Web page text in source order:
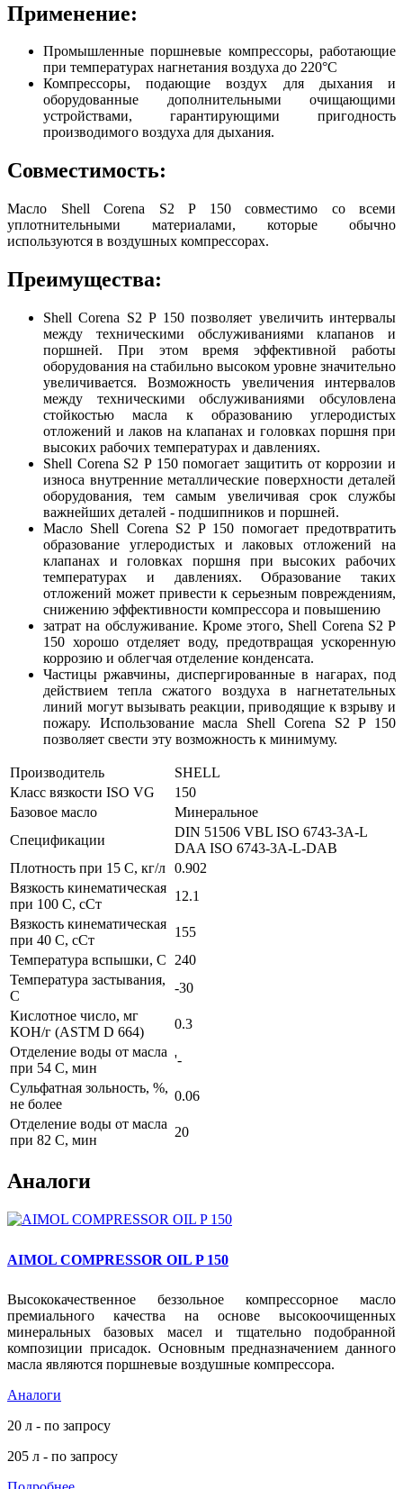
Применение:
Промышленные поршневые компрессоры, работающие
при температурах нагнетания воздуха до 220°C
Компрессоры, подающие воздух для дыхания и
оборудованные дополнительными очищающими
устройствами, гарантирующими пригодность
производимого воздуха для дыхания.
Совместимость:
Масло Shell Corena S2 P 150 совместимо со всеми
уплотнительными материалами, которые обычно
используются в воздушных компрессорах.
Преимущества:
Shell Corena S2 P 150 позволяет увеличить интервалы
между техническими обслуживаниями клапанов и
поршней. При этом время эффективной работы
оборудования на стабильно высоком уровне значительно
увеличивается. Возможность увеличения интервалов
между техническими обслуживаниями обсуловлена
стойкостью масла к образованию углеродистых
отложений и лаков на клапанах и головках поршня при
высоких рабочих температурах и давлениях.
Shell Corena S2 P 150 помогает защитить от коррозии и
износа внутренние металлические поверхности деталей
оборудования, тем самым увеличивая срок службы
важнейших деталей - подшипников и поршней.
Масло Shell Corena S2 P 150 помогает предотвратить
образование углеродистых и лаковых отложений на
клапанах и головках поршня при высоких рабочих
температурах и давлениях. Образование таких
отложений может привести к серьезным повреждениям,
снижению эффективности компрессора и повышению
затрат на обслуживание. Кроме этого, Shell Corena S2 P
150 хорошо отделяет воду, предотвращая ускоренную
коррозию и облегчая отделение конденсата.
Частицы ржавчины, диспергированные в нагарах, под
действием тепла сжатого воздуха в нагнетательных
линий могут вызывать реакции, приводящие к взрыву и
пожару. Использование масла Shell Corena S2 P 150
позволяет свести эту возможность к минимуму.
Производитель
SHELL
Класс вязкости ISO VG
150
Базовое масло
Минеральное
Спецификации
DIN 51506 VBL ISO 6743-3A-L
DAA ISO 6743-3A-L-DAB
Плотность при 15 С, кг/л 0.902
Вязкость кинематическая
при 100 С, сСт
12.1
Вязкость кинематическая
при 40 С, сСт
155
Температура вспышки, С
240
Температура застывания,
С
-30
Кислотное число, мг
КОН/г (ASTM D 664)
0.3
Отделение воды от масла
при 54 С, мин
'-
Сульфатная зольность, %,
не более
0.06
Отделение воды от масла
при 82 С, мин
20
Аналоги
AIMOL COMPRESSOR OIL P 150
Высококачественное беззольное компрессорное масло
премиального качества на основе высокоочищенных
минеральных базовых масел и тщательно подобранной
композиции присадок. Основным предназначением данного
масла являются поршневые воздушные компрессора.
Аналоги
20 л - по запросу
205 л - по запросу